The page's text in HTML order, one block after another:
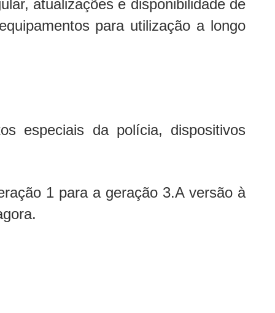
atualizações e disponibilidade de
para utilização a longo
especiais da polícia, dispositivos
1 para a geração 3.A versão à